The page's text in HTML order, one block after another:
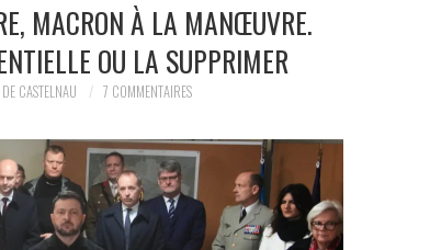
MACRON À LA MANŒUVRE.
OU LA SUPPRIMER
CASTELNAU 7 COMMENTAIRES